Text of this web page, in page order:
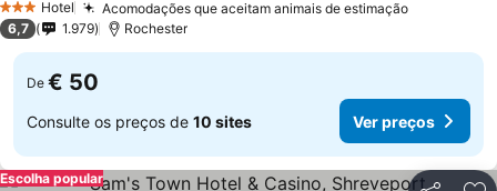
3 EstrelasHotel Acomodações que aceitam animais de estimaçãoVer preços
6,7 1.979 Rochester
De € 50
Consulte os preços de 10 sites Ver preços
Escolha popular